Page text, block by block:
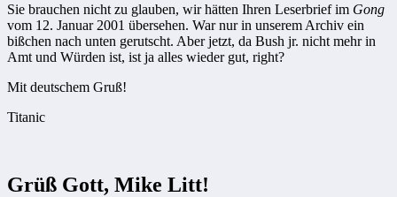
Sie brauchen nicht zu glauben, wir hätten Ihren Leserbrief im Gong
vom 12. Januar 2001 übersehen. War nur in unserem Archiv ein
bißchen nach unten gerutscht. Aber jetzt, da Bush jr. nicht mehr in
Amt und Würden ist, ist ja alles wieder gut, right?
Mit deutschem Gruß!
Titanic
Grüß Gott, Mike Litt!